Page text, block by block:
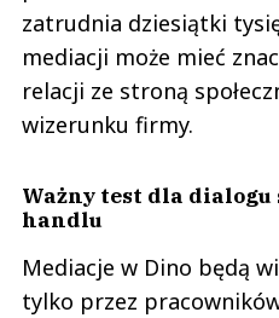
zatrudnia dziesiątki
mediacji może mieć
relacji ze stroną
wizerunku firmy.
Ważny test dla dialogu
handlu
Mediacje w Dino będą
tylko przez